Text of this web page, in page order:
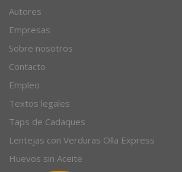
Autores
Empresas
Sobre nosotros
Contacto
Empleo
Textos legales
Taps de Cadaques
Lentejas con Verduras Olla Express
Huevos sin Aceite